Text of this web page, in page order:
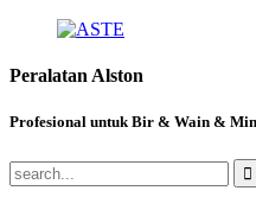
Peralatan Alston
Profesional untuk Bir & Wain &